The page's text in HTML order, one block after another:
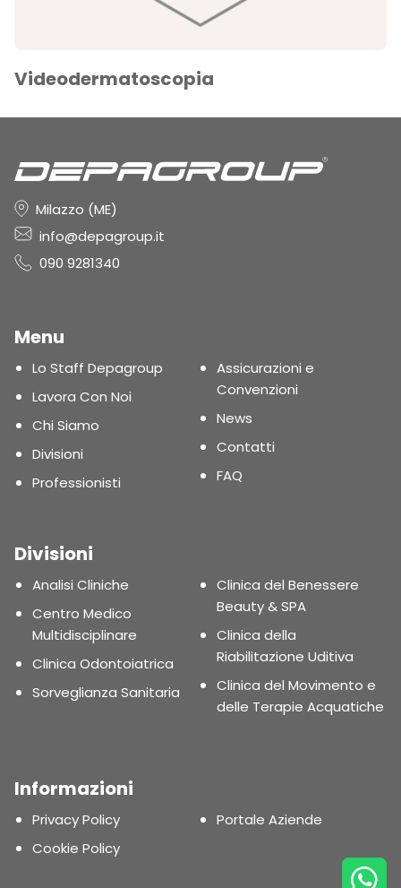
Videodermatoscopia
Milazzo (ME)
info@depagroup.it
090 9281340
Menu
Lo Staff Depagroup
Lavora Con Noi
Chi Siamo
Divisioni
Professionisti
Assicurazioni e
Convenzioni
News
Contatti
FAQ
Divisioni
Analisi Cliniche
Centro Medico
Multidisciplinare
Clinica Odontoiatrica
Sorveglianza Sanitaria
Clinica del Benessere
Beauty & SPA
Clinica della
Riabilitazione Uditiva
Clinica del Movimento e
delle Terapie Acquatiche
Informazioni
Privacy Policy
Cookie Policy
Portale Aziende